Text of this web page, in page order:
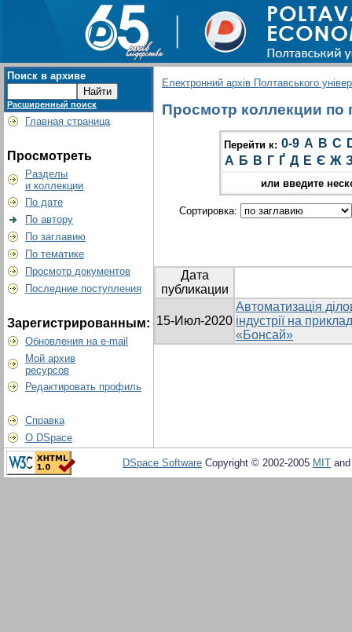
Поиск в архиве
Расширенный поиск
Главная страница
Просмотреть
Разделы
и коллекции
По дате
По автору
По заглавию
По тематике
Просмотр документов
Последние поступления
Зарегистрированным:
Обновления на e-mail
Мой архив
ресурсов
Редактировать профиль
Справка
О DSpace
Електронний архів Полтавського
Просмотр коллекции по
Перейти к: 0-9 A B C
А Б В Г Ґ Д Е Є Ж
или введите
Сортировка:
Дата
публикации
15-Июл-2020
Автоматизація
індустрії на
«Бонсай»
DSpace Software Copyright © 2002-2005 MIT